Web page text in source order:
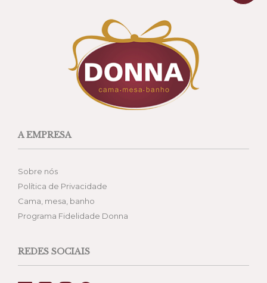
A EMPRESA
Sobre nós
Política de Privacidade
Cama, mesa, banho
Programa Fidelidade Donna
REDES SOCIAIS